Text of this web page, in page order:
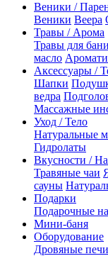
Веники /
Веники Веера
Травы / Арома
Травы для бани
масло
Аксессуары /
Шапки
ведра
Массажные
Уход / Тело
Натуральные
Гидролаты
Вкусности /
Травяные чаи
сауны
Подарки
Подарочные
Мини-баня
Оборудование
Дровяные печи